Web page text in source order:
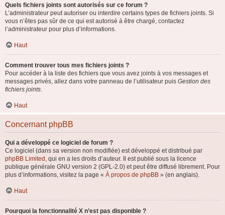
Quels fichiers joints sont autorisés sur ce forum ?
L’administrateur peut autoriser ou interdire certains types de fichiers joints. Si
vous n’êtes pas sûr de ce qui est autorisé à être chargé, contactez
l’administrateur pour plus d’informations.
Haut
Comment trouver tous mes fichiers joints ?
Pour accéder à la liste des fichiers que vous avez joints à vos messages et
messages privés, allez dans votre panneau de l’utilisateur puis Gestion des
fichiers joints.
Haut
Concernant phpBB
Qui a développé ce logiciel de forum ?
Ce logiciel (dans sa version non modifiée) est développé et distribué par
phpBB Limited , qui en a les droits d’auteur. Il est publié sous la licence
publique générale GNU version 2 (GPL-2.0) et peut être diffusé librement. Pour
plus d’informations, visitez la page « À propos de phpBB » (en anglais).
Haut
Pourquoi la fonctionnalité X n’est pas disponible ?